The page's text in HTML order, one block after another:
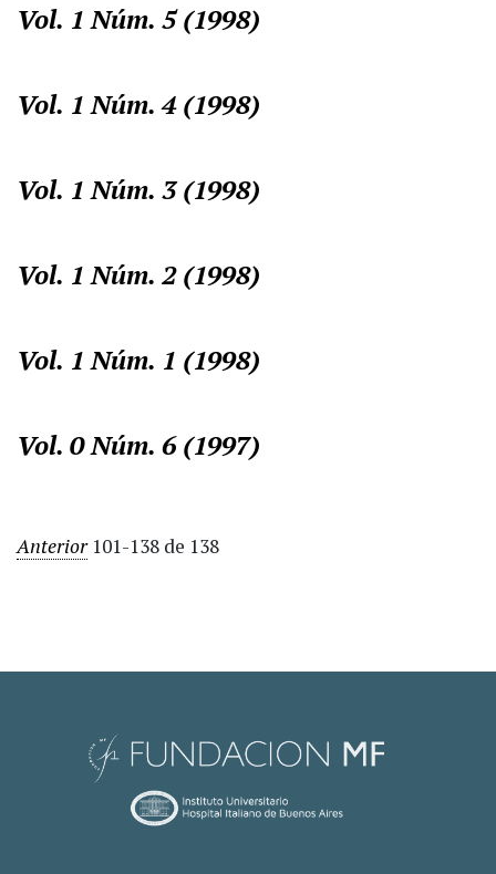
Vol. 1 Núm. 5 (1998)
Vol. 1 Núm. 4 (1998)
Vol. 1 Núm. 3 (1998)
Vol. 1 Núm. 2 (1998)
Vol. 1 Núm. 1 (1998)
Vol. 0 Núm. 6 (1997)
Anterior 101-138 de 138